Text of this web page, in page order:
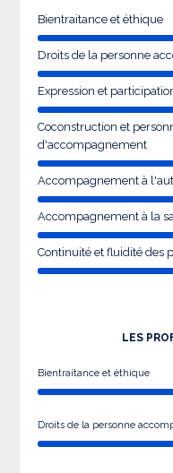
Bientraitance et éthique
Droits de la personne
Expression et
Coconstruction et
d'accompagnement
Accompagnement à
Accompagnement à la
Continuité et fluidité des
LES
Bientraitance et éthique
Droits de la personne